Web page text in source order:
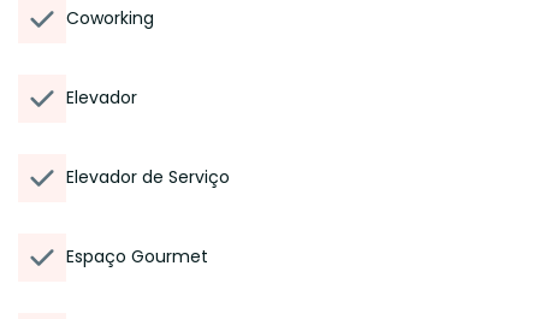
Coworking
Elevador
Elevador de Serviço
Espaço Gourmet